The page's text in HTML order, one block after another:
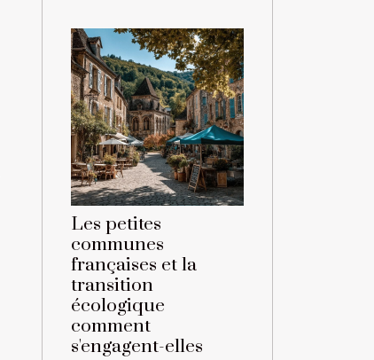
Les petites
communes
françaises et la
transition
écologique
comment
s'engagent-elles